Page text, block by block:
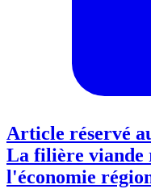
Article réservé
La filière viande
l'économie